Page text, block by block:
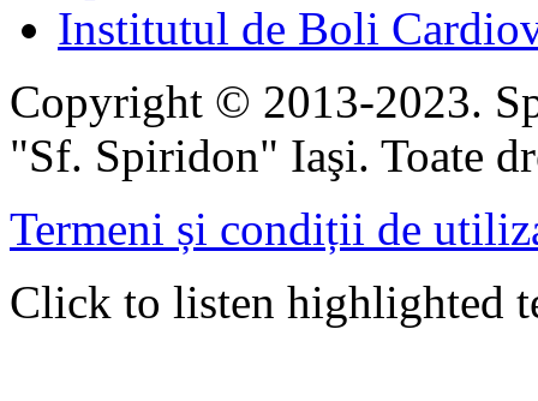
Institutul de Boli
Copyright © 2013-2023.
"Sf. Spiridon" Iaşi. Toate
Termeni și condiții de
Click to listen highlighted